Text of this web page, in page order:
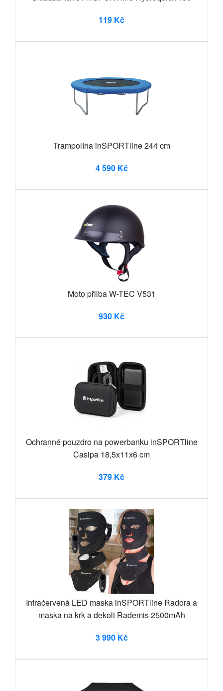
119 Kč
Trampolína inSPORTline 244 cm
4 590 Kč
Moto přilba W-TEC V531
930 Kč
Ochranné pouzdro na powerbanku inSPORTline
Casipa 18,5x11x6 cm
379 Kč
Infračervená LED maska inSPORTline Radora a
maska na krk a dekolt Rademis 2500mAh
3 990 Kč